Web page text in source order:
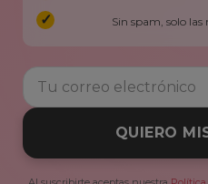
Sin spam, solo las
QUIERO